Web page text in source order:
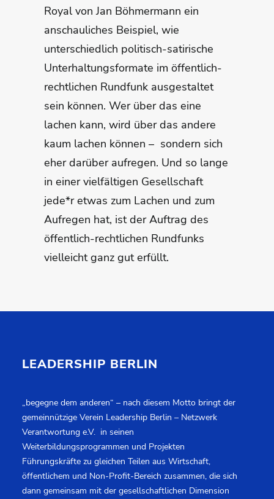
Royal von Jan Böhmermann ein
anschauliches Beispiel, wie
unterschiedlich politisch-satirische
Unterhaltungsformate im öffentlich-
rechtlichen Rundfunk ausgestaltet
sein können. Wer über das eine
lachen kann, wird über das andere
kaum lachen können – sondern sich
eher darüber aufregen. Und so lange
in einer vielfältigen Gesellschaft
jede*r etwas zum Lachen und zum
Aufregen hat, ist der Auftrag des
öffentlich-rechtlichen Rundfunks
vielleicht ganz gut erfüllt.
LEADERSHIP BERLIN
„begegne dem anderen“ – nach diesem Motto bringt der
gemeinnützige Verein Leadership Berlin – Netzwerk
Verantwortung e.V. in seinen
Weiterbildungsprogrammen und Projekten
Führungskräfte zu gleichen Teilen aus Wirtschaft,
öffentlichem und Non-Profit-Bereich zusammen, die sich
dann gemeinsam mit der gesellschaftlichen Dimension